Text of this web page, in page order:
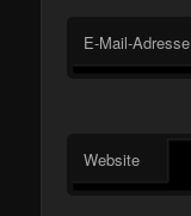
E-Mail-Adresse
Website